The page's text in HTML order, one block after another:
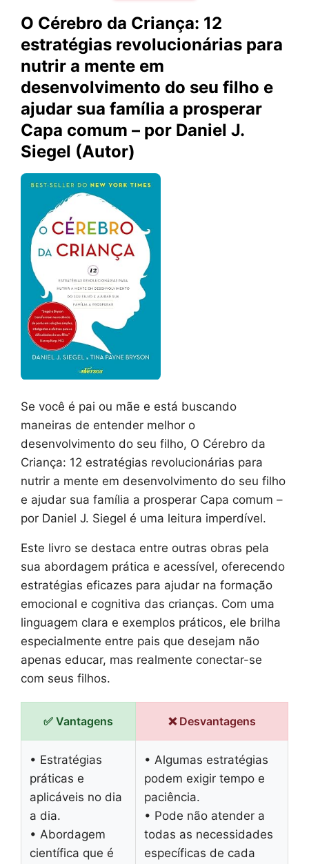
O Cérebro da Criança: 12
estratégias revolucionárias para
nutrir a mente em
desenvolvimento do seu filho e
ajudar sua família a prosperar
Capa comum – por Daniel J.
Siegel (Autor)
Se você é pai ou mãe e está buscando
maneiras de entender melhor o
desenvolvimento do seu filho, O Cérebro da
Criança: 12 estratégias revolucionárias para
nutrir a mente em desenvolvimento do seu filho
e ajudar sua família a prosperar Capa comum –
por Daniel J. Siegel é uma leitura imperdível.
Este livro se destaca entre outras obras pela
sua abordagem prática e acessível, oferecendo
estratégias eficazes para ajudar na formação
emocional e cognitiva das crianças. Com uma
linguagem clara e exemplos práticos, ele brilha
especialmente entre pais que desejam não
apenas educar, mas realmente conectar-se
com seus filhos.
✅ Vantagens ❌ Desvantagens
• Estratégias
práticas e
aplicáveis no dia
a dia.
• Abordagem
científica que é
• Algumas estratégias
podem exigir tempo e
paciência.
• Pode não atender a
todas as necessidades
específicas de cada